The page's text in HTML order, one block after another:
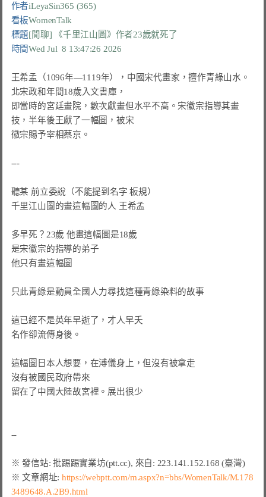
作者iLeyaSin365 (365)
看板WomenTalk
標題[閒聊] 《千里江山圖》作者23歲就死了
時間Wed Jul  8 13:47:26 2026
王希孟（1096年—1119年），中國宋代畫家，擅作青綠山水。
北宋政和年間18歲入文書庫，
即當時的宮廷畫院，數次獻畫但水平不高。宋徽宗指導其畫
技，半年後王獻了一幅圖，被宋
徽宗賜予宰相蔡京。
---
聽某 前立委說（不能提到名字 板規）
千里江山圖的畫這幅圖的人 王希孟
多早死？23歲 他畫這幅圖是18歲
是宋徽宗的指導的弟子
他只有畫這幅圖
只此青綠是動員全國人力尋找這種青綠染料的故事
這已經不是英年早逝了，才人早夭
名作卻流傳身後。
這幅圖日本人想要，在溥儀身上，但沒有被拿走
沒有被國民政府帶來
留在了中國大陸故宮裡。展出很少
※ 發信站: 批踢踢實業坊(ptt.cc), 來自: 223.141.152.168 (臺灣)
※ 文章網址: https://webptt.com/m.aspx?n=bbs/WomenTalk/M.178
3489648.A.2B9.html